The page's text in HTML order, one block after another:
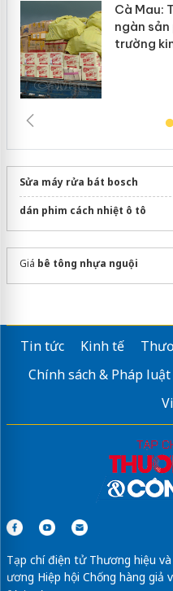
Cà Mau:
ngàn
trường
Sửa máy rửa bát bosch
dán phim cách nhiệt ô tô
Giá bê tông nhựa nguội
Tin tức Kinh tế
Chính sách & Pháp luật
Tạp chí điện tử Thương hiệu
ương Hiệp hội Chống hàng giả